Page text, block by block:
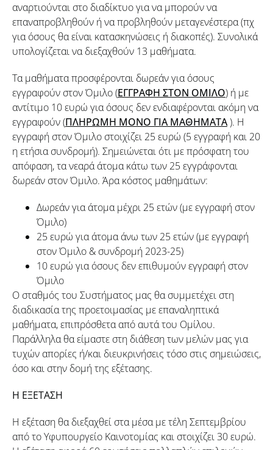
αναρτιούνται στο διαδίκτυο για να μπορούν να
επαναπροβληθούν ή να προβληθούν μεταγενέστερα (πχ
για όσους θα είναι κατασκηνώσεις ή διακοπές). Συνολικά
υπολογίζεται να διεξαχθούν 13 μαθήματα.
Τα μαθήματα προσφέρονται δωρεάν για όσους
εγγραφούν στον Όμιλο (ΕΓΓΡΑΦΗ ΣΤΟΝ ΟΜΙΛΟ) ή με
αντίτιμο 10 ευρώ για όσους δεν ενδιαφέρονται ακόμη να
εγγραφούν (ΠΛΗΡΩΜΗ ΜΟΝΟ ΓΙΑ ΜΑΘΗΜΑΤΑ). Η
εγγραφή στον Όμιλο στοιχίζει 25 ευρώ (5 εγγραφή και 20
η ετήσια συνδρομή). Σημειώνεται ότι με πρόσφατη του
απόφαση, τα νεαρά άτομα κάτω των 25 εγγράφονται
δωρεάν στον Όμιλο. Άρα κόστος μαθημάτων:
Δωρεάν για άτομα μέχρι 25 ετών (με εγγραφή στον
Όμιλο)
25 ευρώ για άτομα άνω των 25 ετών (με εγγραφή
στον Όμιλο & συνδρομή 2023-25)
10 ευρώ για όσους δεν επιθυμούν εγγραφή στον
Όμιλο
Ο σταθμός του Συστήματος μας θα συμμετέχει στη
διαδικασία της προετοιμασίας με επαναληπτικά
μαθήματα, επιπρόσθετα από αυτά του Ομίλου.
Παράλληλα θα είμαστε στη διάθεση των μελών μας για
τυχών απορίες ή/και διευκρινήσεις τόσο στις σημειώσεις,
όσο και στην δομή της εξέτασης.
Η ΕΞΕΤΑΣΗ
Η εξέταση θα διεξαχθεί στα μέσα με τέλη Σεπτεμβρίου
από το Υφυπουργείο Καινοτομίας και στοιχίζει 30 ευρώ.